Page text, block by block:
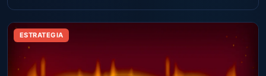
ESTRATEGIA